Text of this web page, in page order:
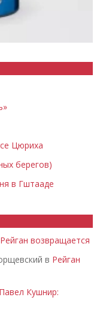
Цюриха
берегов)
в Гштааде
Рейган возвращается
в Рейган
Павел Кушнир: